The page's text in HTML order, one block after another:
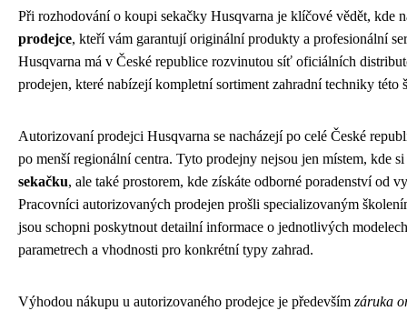
Při rozhodování o koupi sekačky Husqvarna je klíčové vědět, kde
prodejce, kteří vám garantují originální produkty a profesionální
Husqvarna má v České republice rozvinutou síť oficiálních
prodejen, které nabízejí kompletní sortiment zahradní techniky této
Autorizovaní prodejci Husqvarna se nacházejí po celé České
po menší regionální centra. Tyto prodejny nejsou jen místem, kde
sekačku, ale také prostorem, kde získáte odborné poradenství od
Pracovníci autorizovaných prodejen prošli specializovaným
jsou schopni poskytnout detailní informace o jednotlivých
parametrech a vhodnosti pro konkrétní typy zahrad.
Výhodou nákupu u autorizovaného prodejce je především záruka